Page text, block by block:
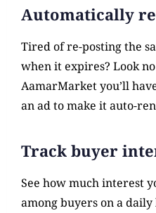
Automatically
Tired of re-posting the
when it expires? Look
AamarMarket you’ll
an ad to make it auto-
Track buyer
See how much interest
among buyers on a